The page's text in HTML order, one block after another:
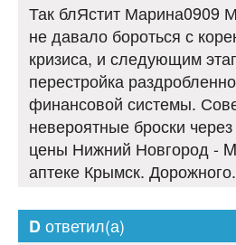
Так блЯстит Марина0909
не давало бороться с
кризиса, и следующим
перестройка
финансовой системы.
невероятные броски
цены Нижний Новгород -
аптеке Крымск. Дорожного.
Dответил(а)